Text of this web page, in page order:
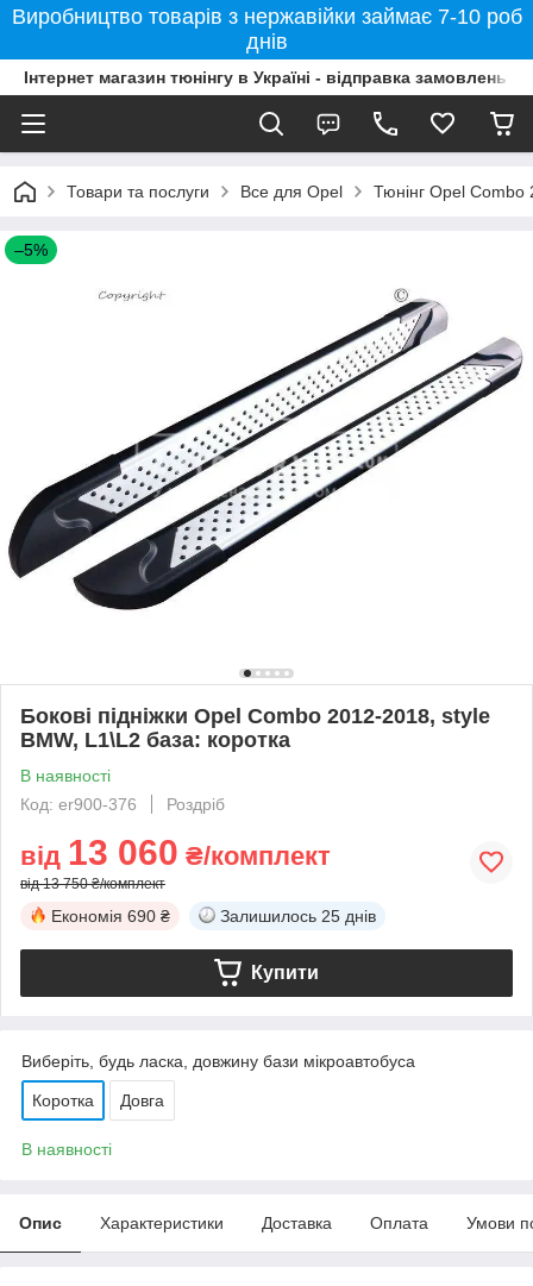
Виробництво товарів з нержавійки займає 7-10 роб
днів
Інтернет магазин тюнінгу в Україні - відправка замовлень
Товари та послуги Все для Opel Тюнінг Opel Combo
–5%
Бокові підніжки Opel Combo 2012-2018, style
BMW, L1\L2 база: коротка
В наявності
Код: er900-376
Роздріб
від 13 060 ₴/комплект
від 13 750 ₴/комплект
Економія 690 ₴ Залишилось 25 днів
Купити
Виберіть, будь ласка, довжину бази мікроавтобуса
Коротка Довга
В наявності
Опис Характеристики Доставка Оплата Умови